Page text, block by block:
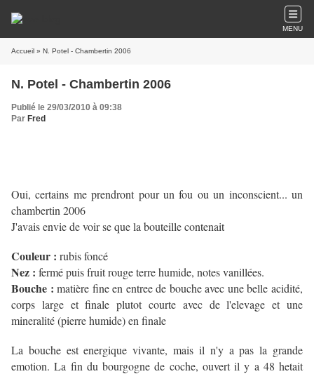
MENU
Accueil » N. Potel - Chambertin 2006
N. Potel - Chambertin 2006
Publié le 29/03/2010 à 09:38
Par Fred
Oui, certains me prendront pour un fou ou un inconscient... un
chambertin 2006
J'avais envie de voir se que la bouteille contenait
Couleur : rubis foncé
Nez : fermé puis fruit rouge terre humide, notes vanillées.
Bouche : matière fine en entree de bouche avec une belle acidité,
corps large et finale plutot courte avec de l'elevage et une
mineralité (pierre humide) en finale
La bouche est energique vivante, mais il n'y a pas la grande
emotion. La fin du bourgogne de coche, ouvert il y a 48 hetait